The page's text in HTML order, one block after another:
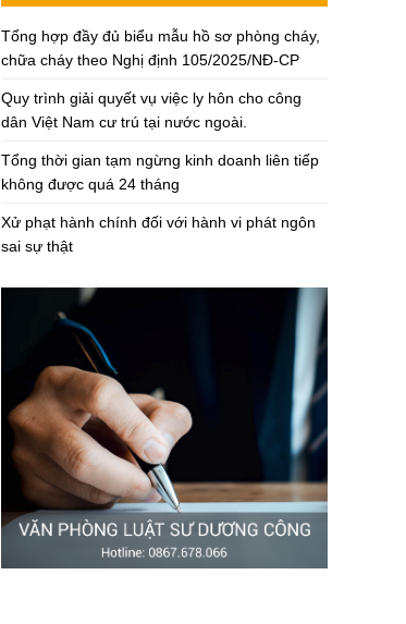
Tổng hợp đầy đủ biểu mẫu hồ sơ phòng cháy,
chữa cháy theo Nghị định 105/2025/NĐ-CP
Quy trình giải quyết vụ việc ly hôn cho công
dân Việt Nam cư trú tại nước ngoài.
Tổng thời gian tạm ngừng kinh doanh liên tiếp
không được quá 24 tháng
Xử phạt hành chính đối với hành vi phát ngôn
sai sự thật